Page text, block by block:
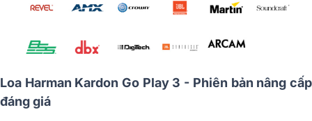
Loa Harman Kardon Go Play 3 - Phiên bản nâng cấp
đáng giá